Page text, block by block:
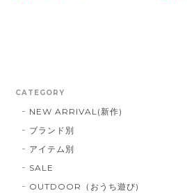
CATEGORY
NEW ARRIVAL(新作)
ブランド別
アイテム別
SALE
OUTDOOR（おうち遊び)